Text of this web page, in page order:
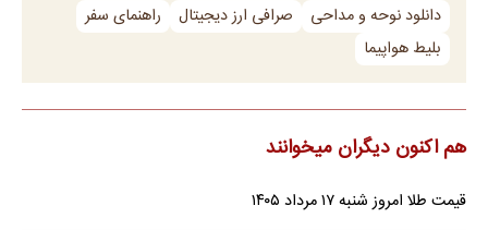
دانلود نوحه و مداحی صرافی ارز دیجیتال
راهنمای سفر
بلیط هواپیما
هم اکنون دیگران میخوانند
قیمت طلا امروز شنبه ۱۷ مرداد ۱۴۰۵